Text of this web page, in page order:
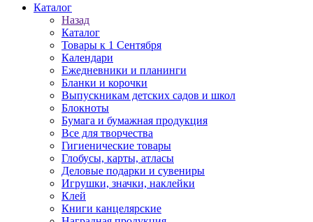
Каталог
Назад
Каталог
Товары к 1 Сентября
Календари
Ежедневники и планинги
Бланки и корочки
Выпускникам детских садов и школ
Блокноты
Бумага и бумажная продукция
Все для творчества
Гигиенические товары
Глобусы, карты, атласы
Деловые подарки и сувениры
Игрушки, значки, наклейки
Клей
Книги канцелярские